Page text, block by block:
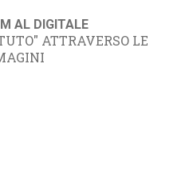
AL DIGITALE
ATTRAVERSO LE